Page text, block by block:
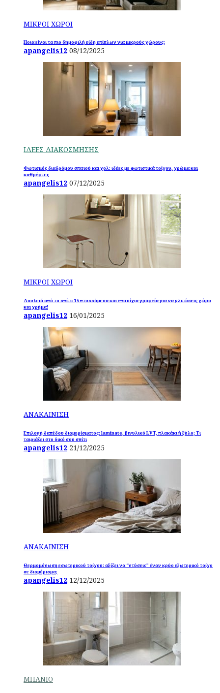
ΜΙΚΡΟΙ ΧΩΡΟΙ
Ποια είναι τα πιο δημοφιλή είδη επίπλων για μικρούς χώρους;
apangelis12 08/12/2025
ΙΔΕΕΣ ΔΙΑΚΟΣΜΗΣΗΣ
Φωτισμός διαδρόμου σπιτιού και χολ: ιδέες με φωτιστικά τοίχου, χρώμα και
καθρέφτες
apangelis12 07/12/2025
ΜΙΚΡΟΙ ΧΩΡΟΙ
Δουλειά από το σπίτι: 15 πτυσσόμενα και επιτοίχια γραφεία για να γλιτώσεις χώρο
και χρήμα!
apangelis12 16/01/2025
ΑΝΑΚΑΙΝΙΣΗ
Επιλογή δαπέδου διαμερίσματος: laminate, βινυλικό LVT, πλακάκι ή ξύλο; Τι
ταιριάζει στο δικό σου σπίτι
apangelis12 21/12/2025
ΑΝΑΚΑΙΝΙΣΗ
Θερμομόνωση εσωτερικού τοίχου: αξίζει να “ντύσεις” έναν κρύο εξωτερικό τοίχο
σε διαμέρισμα;
apangelis12 12/12/2025
ΜΠΑΝΙΟ